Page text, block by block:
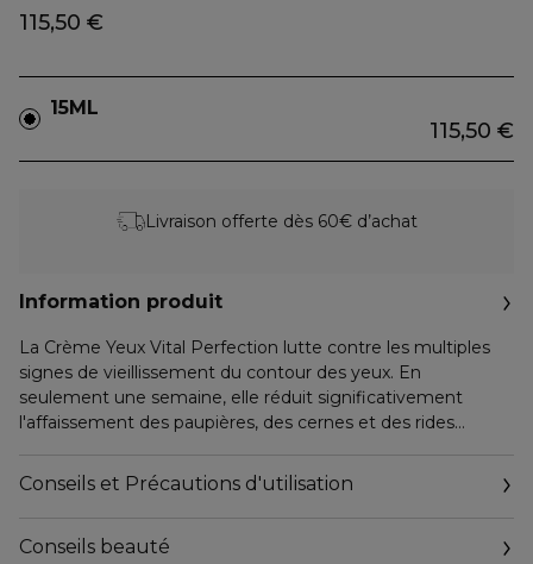
115,50 €
15ML
115,50 €
Livraison offerte dès 60€ d’achat
Information produit
La Crème Yeux Vital Perfection lutte contre les multiples
signes de vieillissement du contour des yeux. En
seulement une semaine, elle réduit significativement
l'affaissement des paupières, des cernes et des rides
et lumineuse.
La formule a été enrichie de l'ingrédient emblématique du
oculaires que le rétinol seul**.
Conseils et Précautions d'utilisation
Conseils beauté